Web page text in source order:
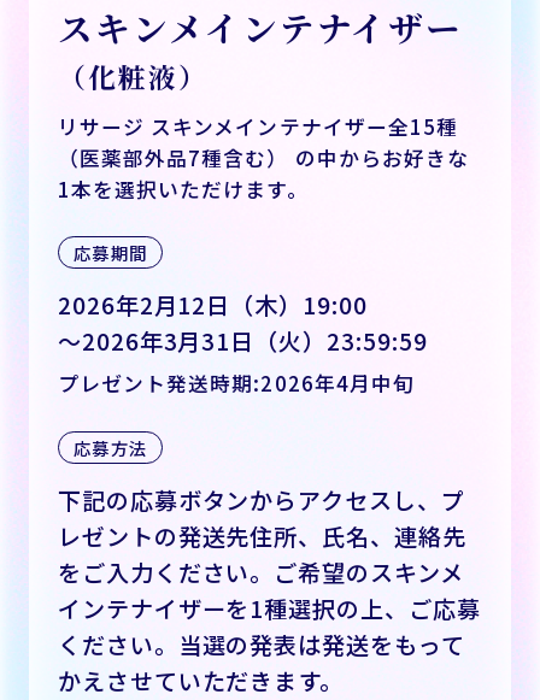
スキンメインテナイザー
（化粧液）
リサージ スキンメインテナイザー全15種
（医薬部外品7種含む） の中からお好きな
1本を選択いただけます。
応募期間
2026年2月12日（木）19:00
～2026年3月31日（火）23:59:59
プレゼント発送時期:2026年4月中旬
応募方法
下記の応募ボタンからアクセスし、プ
レゼントの発送先住所、氏名、連絡先
をご入力ください。ご希望のスキンメ
インテナイザーを1種選択の上、ご応募
ください。当選の発表は発送をもって
かえさせていただきます。